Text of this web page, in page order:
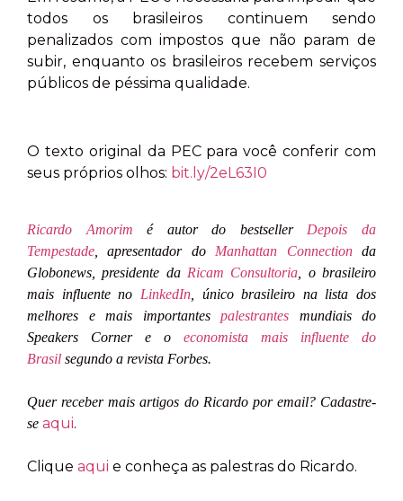
todos os brasileiros continuem sendo
penalizados com impostos que não param de
subir, enquanto os brasileiros recebem serviços
públicos de péssima qualidade.
O texto original da PEC para você conferir com
seus próprios olhos: bit.ly/2eL63I0
Ricardo Amorim é autor do bestseller
Depois da
Tempestade , apresentador do Manhattan Connection
da
Globonews, presidente da Ricam Consultoria , o brasileiro
mais influente no LinkedIn, único brasileiro na lista dos
melhores e mais importantes
palestrantes
mundiais do
Speakers Corner e o
economista mais influente do
Brasil segundo a revista Forbes.
Quer receber mais artigos do Ricardo por email? Cadastre-
se aqui.
Clique aqui e conheça as palestras do Ricardo.